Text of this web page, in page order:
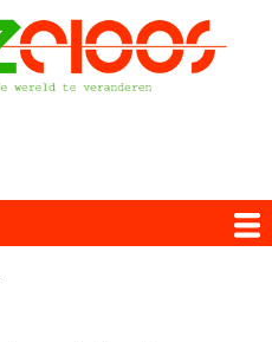
Overslaan
en
naar
de